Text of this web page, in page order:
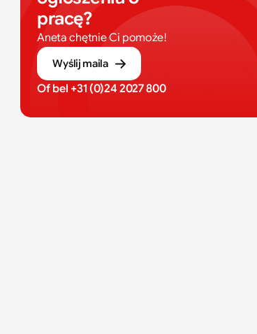
pracę?
Aneta chętnie Ci pomoże!
Wyślij maila
Of bel +31 (0)24 2027 800